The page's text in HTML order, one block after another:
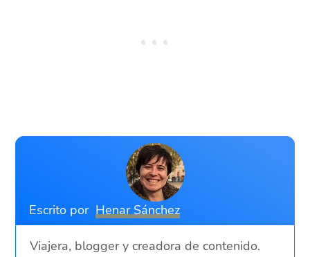
Escrito por Henar Sánchez
Viajera, blogger y creadora de contenido.